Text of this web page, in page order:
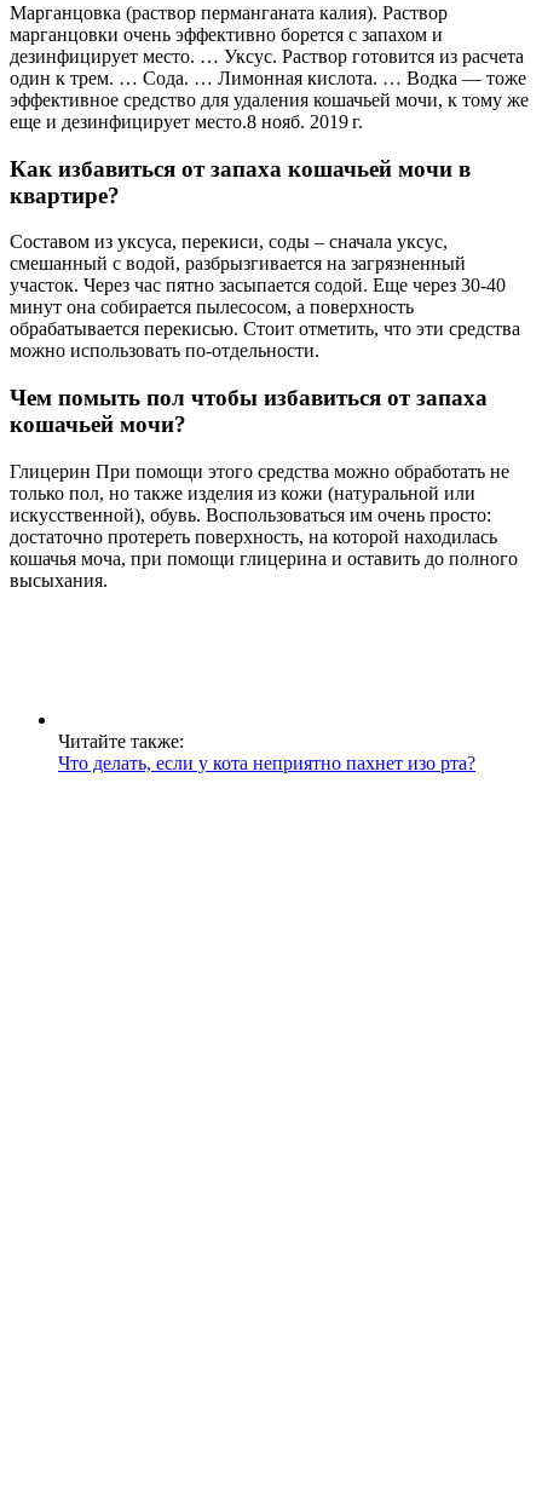
Марганцовка (раствор перманганата калия). Раствор
марганцовки очень эффективно борется с запахом и
дезинфицирует место. … Уксус. Раствор готовится из расчета
один к трем. … Сода. … Лимонная кислота. … Водка — тоже
эффективное средство для удаления кошачьей мочи, к тому же
еще и дезинфицирует место.8 нояб. 2019 г.
Как избавиться от запаха кошачьей мочи в
квартире?
Составом из уксуса, перекиси, соды – сначала уксус,
смешанный с водой, разбрызгивается на загрязненный
участок. Через час пятно засыпается содой. Еще через 30-40
минут она собирается пылесосом, а поверхность
обрабатывается перекисью. Стоит отметить, что эти средства
можно использовать по-отдельности.
Чем помыть пол чтобы избавиться от запаха
кошачьей мочи?
Глицерин При помощи этого средства можно обработать не
только пол, но также изделия из кожи (натуральной или
искусственной), обувь. Воспользоваться им очень просто:
достаточно протереть поверхность, на которой находилась
кошачья моча, при помощи глицерина и оставить до полного
высыхания.
Читайте также:
Что делать, если у кота неприятно пахнет изо рта?